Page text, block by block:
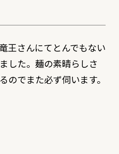
王さんにてとんでもない
した。麺の素晴らしさ
のでまた必ず伺います。